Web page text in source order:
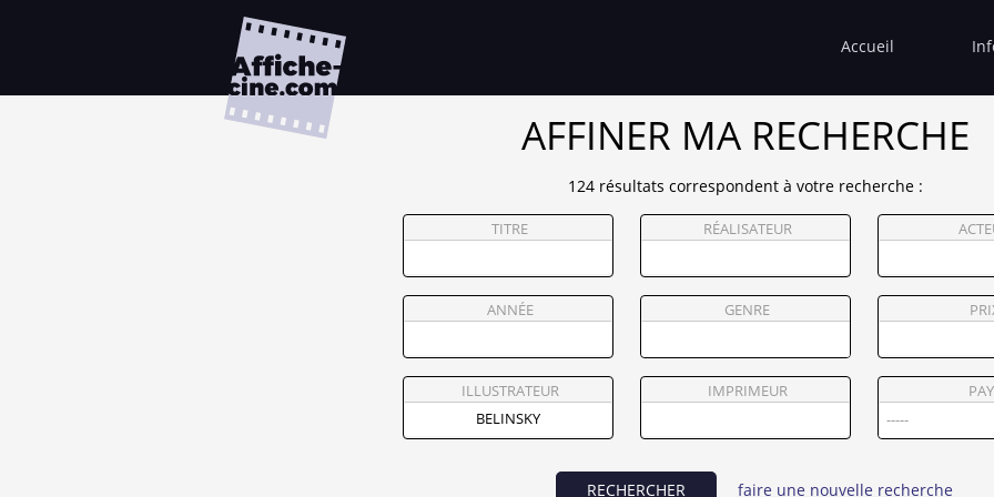
Accueil
AFFINER MA RECHERCHE
124 résultats correspondent à votre recherche :
TITRE RÉALISATEUR
ANNÉE GENRE
ILLUSTRATEUR IMPRIMEUR
RECHERCHER faire une nouvelle recherche